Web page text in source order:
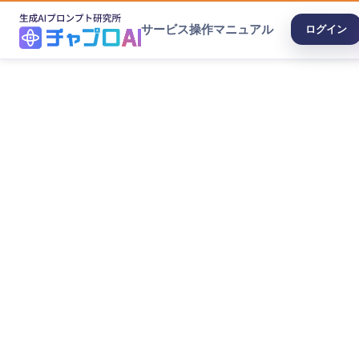
サービス操作マニュアル ログイン